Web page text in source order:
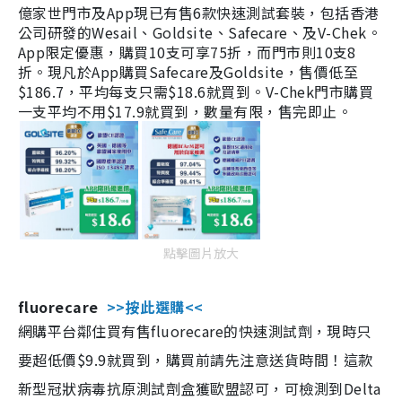
億家世門市及App現已有售6款快速測試套裝，包括香港
公司研發的Wesail、Goldsite、Safecare、及V-Chek。
App限定優惠，購買10支可享75折，而門市則10支8
折。現凡於App購買Safecare及Goldsite，售價低至
$186.7，平均每支只需$18.6就買到。V-Chek門市購買
一支平均不用$17.9就買到，數量有限，售完即止。
點擊圖片放大
fluorecare >>按此選購<<
網購平台鄰住買有售fluorecare的快速測試劑，現時只
要超低價$9.9就買到，購買前請先注意送貨時間！這款
新型冠狀病毒抗原測試劑盒獲歐盟認可，可檢測到Delta